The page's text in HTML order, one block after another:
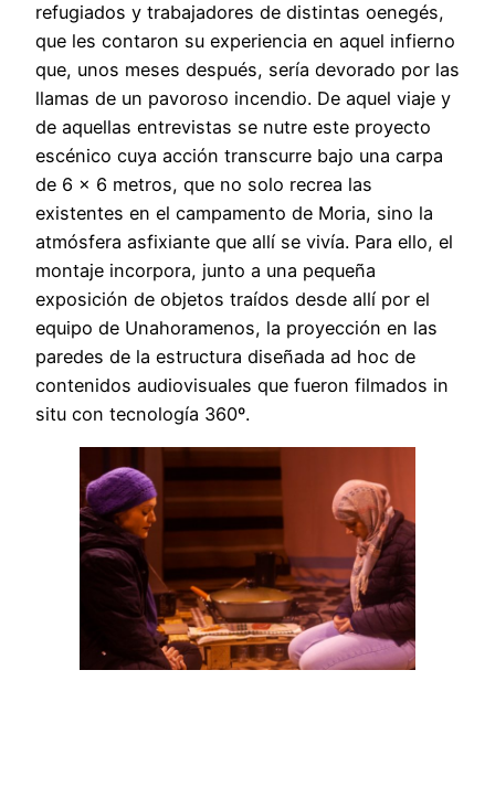
refugiados y trabajadores de distintas oenegés,
que les contaron su experiencia en aquel infierno
que, unos meses después, sería devorado por las
llamas de un pavoroso incendio. De aquel viaje y
de aquellas entrevistas se nutre este proyecto
escénico cuya acción transcurre bajo una carpa
de 6 x 6 metros, que no solo recrea las
existentes en el campamento de Moria, sino la
atmósfera asfixiante que allí se vivía. Para ello, el
montaje incorpora, junto a una pequeña
exposición de objetos traídos desde allí por el
equipo de Unahoramenos, la proyección en las
paredes de la estructura diseñada ad hoc de
contenidos audiovisuales que fueron filmados in
situ con tecnología 360º.